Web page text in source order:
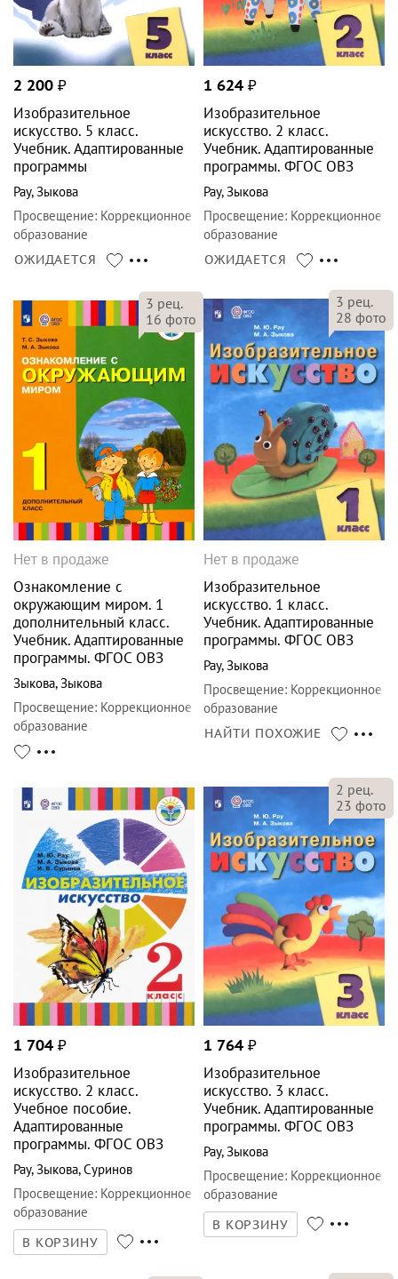
2 200 ₽
Изобразительное
искусство. 5 класс.
Учебник. Адаптированные
программы
Рау,Зыкова
Просвещение: Коррекционное
образование
ОЖИДАЕТСЯ
1 624 ₽
Изобразительное
искусство. 2 класс.
Учебник. Адаптированные
программы. ФГОС ОВЗ
Рау,Зыкова
Просвещение: Коррекционное
образование
ОЖИДАЕТСЯ
3 рец.
16 фото
Нет в продаже
Ознакомление с
окружающим миром. 1
дополнительный класс.
Учебник. Адаптированные
программы. ФГОС ОВЗ
Зыкова,Зыкова
Просвещение: Коррекционное
образование
3 рец.
28 фото
Нет в продаже
Изобразительное
искусство. 1 класс.
Учебник. Адаптированные
программы. ФГОС ОВЗ
Рау,Зыкова
Просвещение: Коррекционное
образование
НАЙТИ ПОХОЖИЕ
1 704 ₽
Изобразительное
искусство. 2 класс.
Учебное пособие.
Адаптированные
программы. ФГОС ОВЗ
Рау,Зыкова,Суринов
Просвещение: Коррекционное
образование
В КОРЗИНУ
2 рец.
23 фото
1 764 ₽
Изобразительное
искусство. 3 класс.
Учебник. Адаптированные
программы. ФГОС ОВЗ
Рау,Зыкова
Просвещение: Коррекционное
образование
В КОРЗИНУ